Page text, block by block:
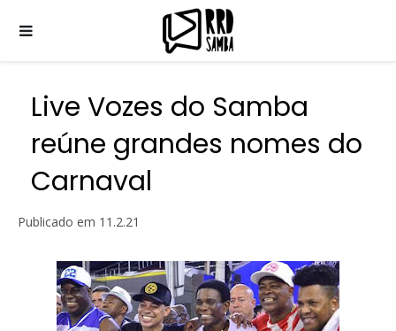
Live Vozes do Samba
reúne grandes nomes do
Carnaval
Publicado em 11.2.21